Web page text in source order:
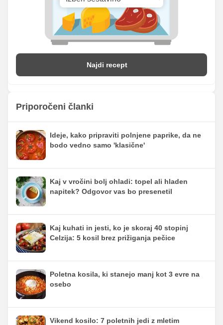
Najdi recept
Priporočeni članki
Ideje, kako pripraviti polnjene paprike, da ne
bodo vedno samo 'klasične'
Kaj v vročini bolj ohladi: topel ali hladen
napitek? Odgovor vas bo presenetil
Kaj kuhati in jesti, ko je skoraj 40 stopinj
Celzija: 5 kosil brez prižiganja pečice
Poletna kosila, ki stanejo manj kot 3 evre na
osebo
Vikend kosilo: 7 poletnih jedi z mletim